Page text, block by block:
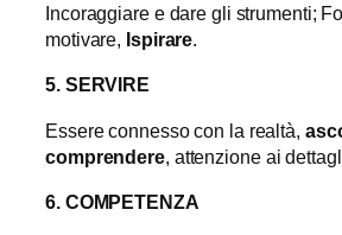
Incoraggiare e dare gli strumenti;
motivare, Ispirare.
5. SERVIRE
Essere connesso con la realtà,
comprendere, attenzione ai
6. COMPETENZA